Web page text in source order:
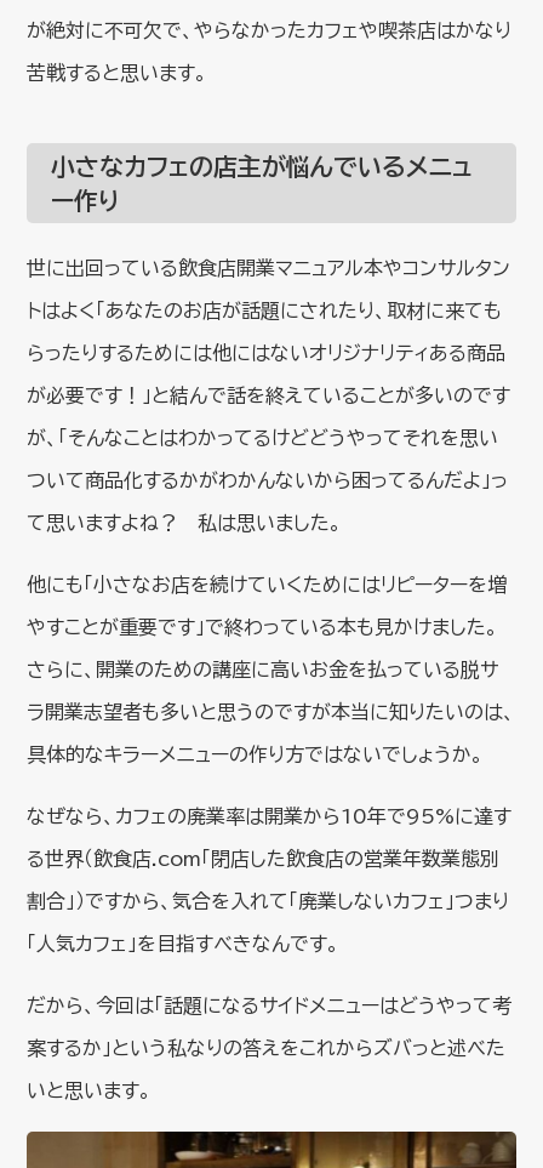
が絶対に不可欠で、やらなかったカフェや喫茶店はかなり
苦戦すると思います。
小さなカフェの店主が悩んでいるメニュ
ー作り
世に出回っている飲食店開業マニュアル本やコンサルタン
トはよく「あなたのお店が話題にされたり、取材に来ても
らったりするためには他にはないオリジナリティある商品
が必要です！」と結んで話を終えていることが多いのです
が、「そんなことはわかってるけどどうやってそれを思い
ついて商品化するかがわかんないから困ってるんだよ」っ
て思いますよね？ 私は思いました。
他にも「小さなお店を続けていくためにはリピーターを増
やすことが重要です」で終わっている本も見かけました。
さらに、開業のための講座に高いお金を払っている脱サ
ラ開業志望者も多いと思うのですが本当に知りたいのは、
具体的なキラーメニューの作り方ではないでしょうか。
なぜなら、カフェの廃業率は開業から10年で95%に達す
る世界（飲食店.com「閉店した飲食店の営業年数業態別
割合」）ですから、気合を入れて「廃業しないカフェ」つまり
「人気カフェ」を目指すべきなんです。
だから、今回は「話題になるサイドメニューはどうやって考
案するか」という私なりの答えをこれからズバっと述べた
いと思います。